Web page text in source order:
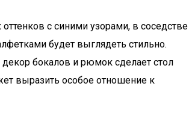
с синими узорами, в соседстве
будет выглядеть стильно.
бокалов и рюмок сделает стол
выразить особое отношение к